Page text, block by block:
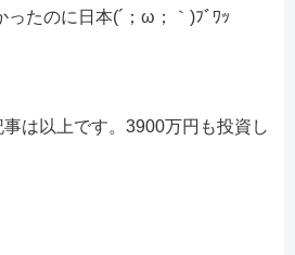
たのに日本(´；ω；｀)ﾌﾞﾜｯ
は以上です。3900万円も投資し